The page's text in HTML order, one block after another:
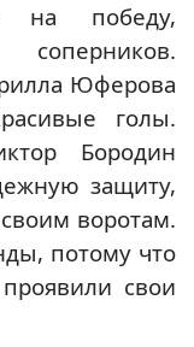
на победу,
Юферова
голы.
Бородин
защиту,
воротам.
потому что
свои